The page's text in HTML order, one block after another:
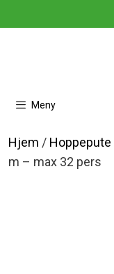
til
Meny
Hjem / Hoppepute
m – max 32 pers